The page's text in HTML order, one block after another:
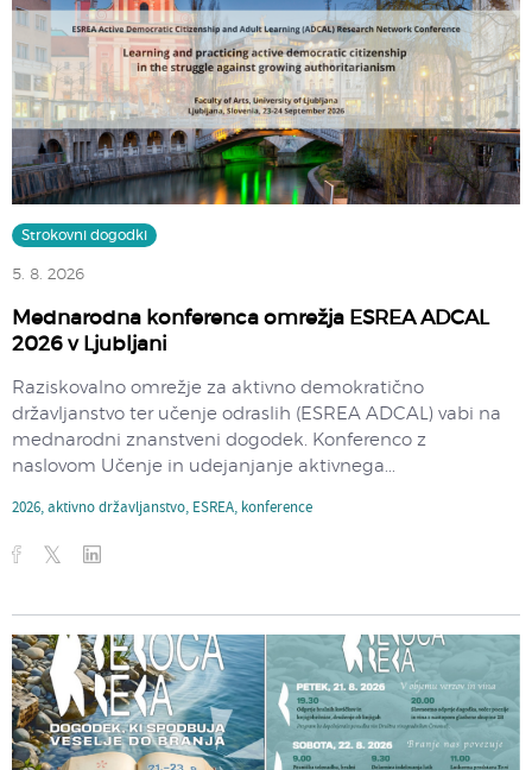
Strokovni dogodki
5. 8. 2026
Mednarodna konferenca omrežja ESREA ADCAL
2026 v Ljubljani
Raziskovalno omrežje za aktivno demokratično
državljanstvo ter učenje odraslih (ESREA ADCAL) vabi na
mednarodni znanstveni dogodek. Konferenco z
naslovom Učenje in udejanjanje aktivnega...
2026,aktivno državljanstvo, ESREA, konference